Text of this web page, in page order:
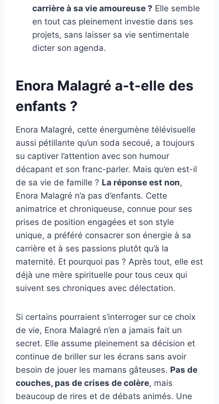
carrière à sa vie amoureuse ? Elle semble
en tout cas pleinement investie dans ses
projets, sans laisser sa vie sentimentale
dicter son agenda.
Enora Malagré a-t-elle des
enfants ?
Enora Malagré, cette énergumène télévisuelle
aussi pétillante qu’un soda secoué, a toujours
su captiver l’attention avec son humour
décapant et son franc-parler. Mais qu’en est-il
de sa vie de famille ? La réponse est non,
Enora Malagré n’a pas d’enfants. Cette
animatrice et chroniqueuse, connue pour ses
prises de position engagées et son style
unique, a préféré consacrer son énergie à sa
carrière et à ses passions plutôt qu’à la
maternité. Et pourquoi pas ? Après tout, elle est
déjà une mère spirituelle pour tous ceux qui
suivent ses chroniques avec délectation.
Si certains pourraient s’interroger sur ce choix
de vie, Enora Malagré n’en a jamais fait un
secret. Elle assume pleinement sa décision et
continue de briller sur les écrans sans avoir
besoin de jouer les mamans gâteuses. Pas de
couches, pas de crises de colère, mais
beaucoup de rires et de débats animés. Une